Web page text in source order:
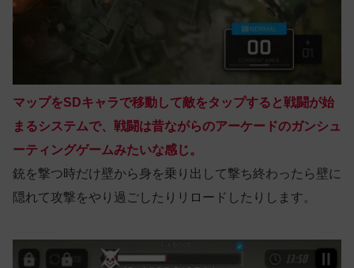
マップをSDキャラで移動して敵をタップすると戦闘が始
まるシステムで、戦闘は昔ながらのアーケードのガンシュ
ーティングゲームみたいな感じ。
銃を撃つ時だけ壁から身を乗り出して撃ち終わったら壁に
隠れて攻撃をやり過ごしたりリロードしたりします。